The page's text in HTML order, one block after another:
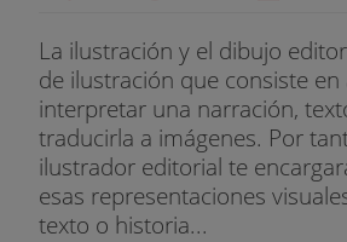
La ilustración y el dibujo
de ilustración que consiste en
interpretar una narración,
traducirla a imágenes. Por
ilustrador editorial te
esas representaciones
texto o historia...